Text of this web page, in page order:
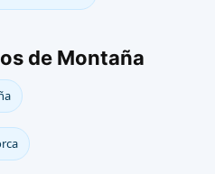
de Montaña